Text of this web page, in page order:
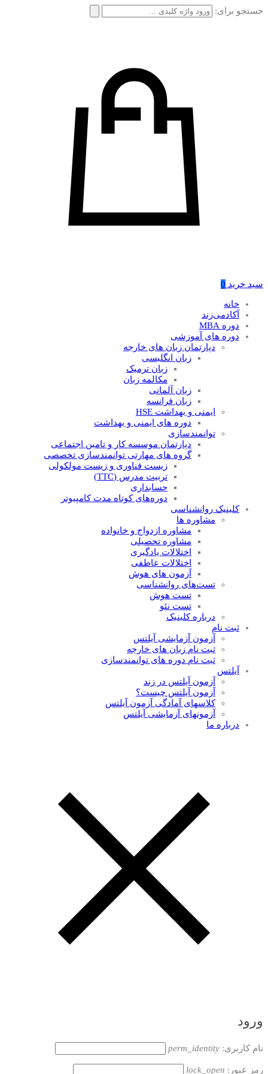
جستجو برای:
سبد خرید 0
خانه
آکادمی‌زند
دوره MBA
دوره های آموزشی
دپارتمان زبان های خارجه
زبان انگلیسی
زبان ترمیک
مکالمه زبان
زبان آلمانی
زبان فرانسه
ایمنی و بهداشت HSE
دوره های ایمنی و بهداشت
توانمندسازی
دپارتمان موسسه کار و تامین اجتماعی
گروه های مهارتی توانمندسازی تخصصی
زیست فناوری و زیست مولکولی
تربیت مدرس (TTC)
حسابداری
دوره‌های کوتاه مدت کامپیوتر
کلینیک روانشناسی
مشاوره ها
مشاوره ازدواج و خانواده
مشاوره تحصیلی
اختلالات یادگیری
اختلالات عاطفی
آزمون های هوش
تست‌های روانشناسی
تست هوش
تست‌ نئو
درباره کلینیک
ثبت نام
آزمون آزمایشی آیلتس
ثبت نام زبان های خارجه
ثبت نام دوره های توانمندسازی
آیلتس
آزمون آیلتس در زند
آزمون آیلتس چیست؟
کلاسهای آمادگی آزمون آیلتس
آزمونهای آزمایشی آیلتس
درباره ما
ورود
نام کاربری: perm_identity
رمز عبور: lock_open